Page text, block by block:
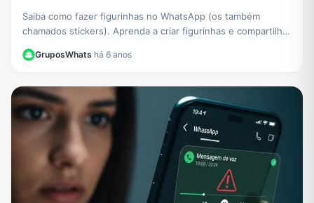
Saiba como fazer figurinhas no WhatsApp (os também
chamados stickers). Aprenda a criar figurinhas e compartilhar
GruposWhats·há 6 anos